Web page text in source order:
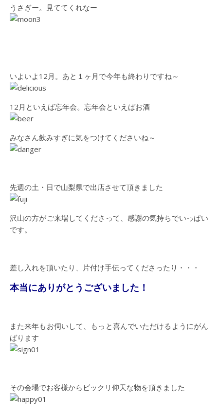
うさぎー。見ててくれなー
いよいよ12月。あと１ヶ月で今年も終わりですね～
12月といえば忘年会。忘年会といえばお酒
みなさん飲みすぎに気をつけてくださいね～
先週の土・日で山梨県で出店させて頂きました
沢山の方がご来場してくださって、感謝の気持ちでいっぱい
です。
差し入れを頂いたり、片付け手伝ってくださったり・・・
本当にありがとうございました！
また来年もお伺いして、もっと喜んでいただけるようにがん
ばります
その会場でお客様からビックリ仰天な物を頂きました